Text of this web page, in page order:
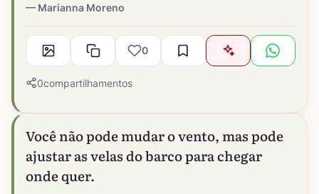
Marianna Moreno
0
0compartilhamentos
Você não pode mudar o vento, mas pode
ajustar as velas do barco para chegar
onde quer.